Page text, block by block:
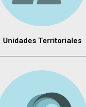
Unidades Territoriales